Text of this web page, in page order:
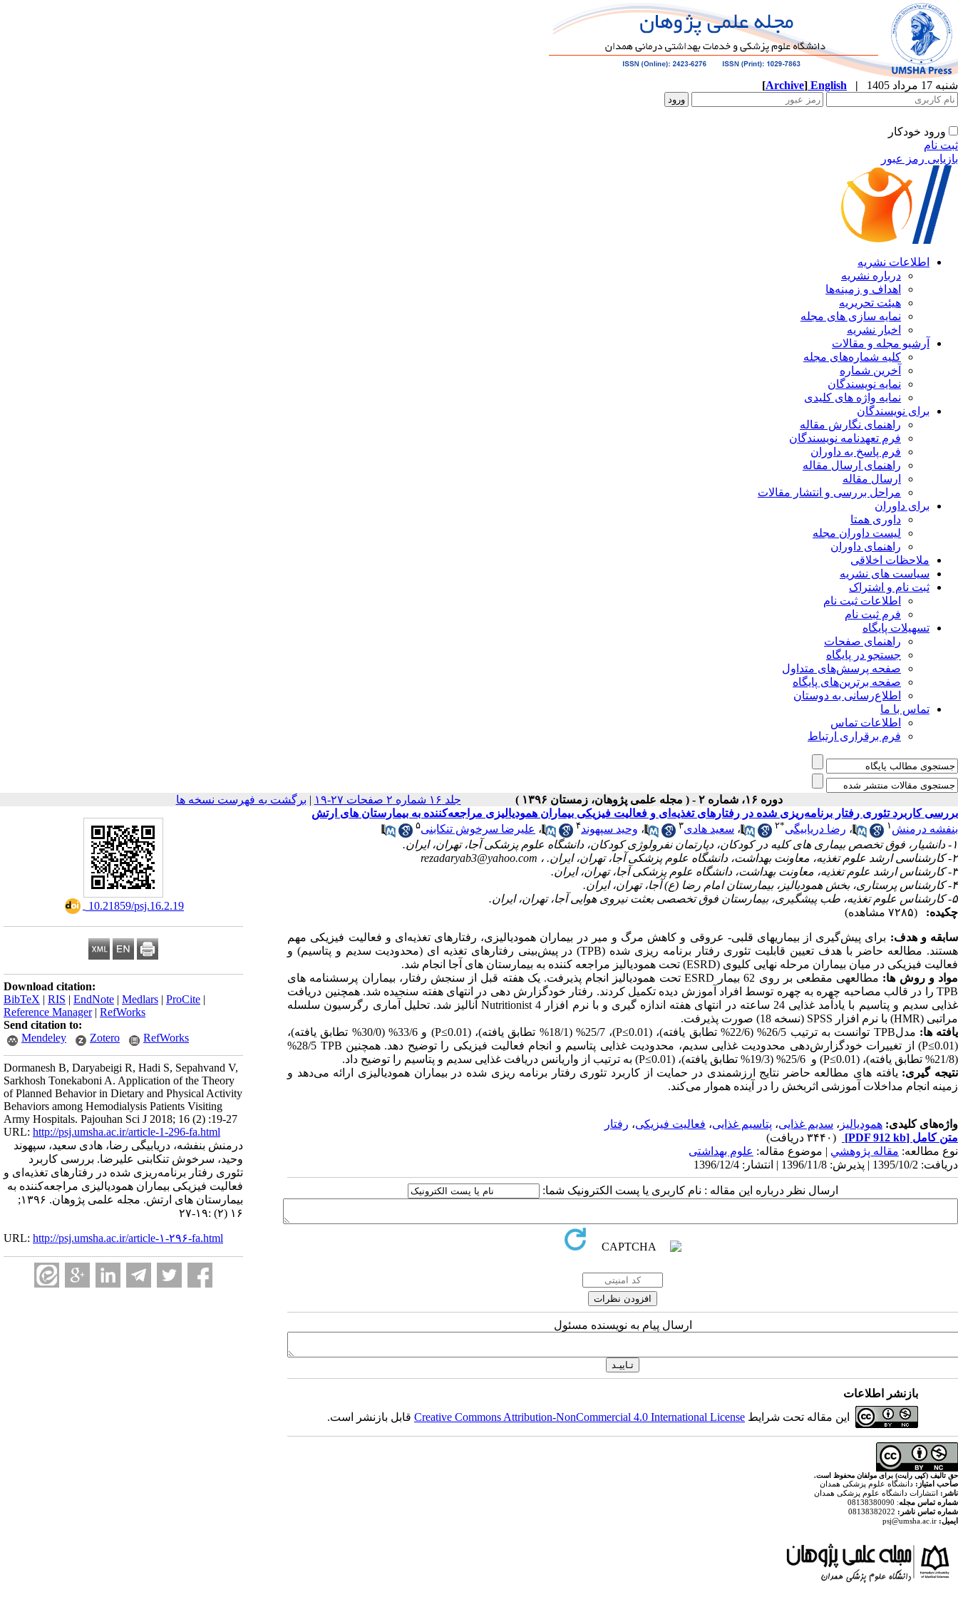
شنبه 17 مرداد 1405 |
English
[Archive]
ورود خودکار
ثبت نام
بازیابی رمز عبور
اطلاعات نشریه
درباره نشریه
اهداف و زمینه‌ها
هیئت تحریریه
نمایه سازی های مجله
اخبار نشریه
آرشیو مجله و مقالات
کلیه شماره‌های مجله
آخرین شماره
نمایه نویسندگان
نمایه واژه های کلیدی
برای نویسندگان
راهنمای نگارش مقاله
فرم تعهدنامه نویسندگان
فرم پاسخ به داوران
راهنمای ارسال مقاله
ارسال مقاله
مراحل بررسی و انتشار مقالات
برای داوران
داوری همتا
لیست داوران مجله
راهنمای داوران
ملاحظات اخلاقی
سیاست های نشریه
ثبت نام و اشتراک
اطلاعات ثبت نام
فرم ثبت نام
تسهیلات پایگاه
راهنمای صفحات
جستجو در پایگاه
صفحه پرسش‌های متداول
صفحه برترین‌های پایگاه
اطلاع‌رسانی به دوستان
تماس با ما
اطلاعات تماس
فرم برقراری ارتباط
دوره ۱۶، شماره ۲ - ( مجله علمی پژوهان، زمستان ۱۳۹۶ ) جلد ۱۶ شماره ۲ صفحات ۲۷-۱۹ | برگشت به فهرست نسخه ها
‎ 10.21859/psj.16.2.19
Download citation:
BibTeX | RIS | EndNote | Medlars | ProCite |
Reference Manager| RefWorks
Send citation to:
Mendeley
Zotero RefWorks
Dormanesh B, Daryabeigi R, Hadi S, Sepahvand V,
Sarkhosh Tonekaboni A. Application of the Theory
of Planned Behavior in Dietary and Physical Activity
Behaviors among Hemodialysis Patients Visiting
Army Hospitals. Pajouhan Sci J 2018; 16 (2) :19-27
URL: http://psj.umsha.ac.ir/article-1-296-fa.html
درمنش بنفشه، دریابیگی رضا، هادی سعید، سپهوند
وحید، سرخوش تنکابنی علیرضا. بررسی کاربرد
تئوری رفتار برنامه‌ریزی شده در رفتارهای تغذیه‌ای و
فعالیت فیزیکی بیماران همودیالیزی مراجعه‌کننده به
بیمارستان های ارتش. مجله علمی پژوهان. ۱۳۹۶;
۱۶ (۲) :۱۹-۲۷
URL: http://psj.umsha.ac.ir/article-۱-۲۹۶-fa.html
بررسی کاربرد تئوری رفتار برنامه‌ریزی شده در رفتارهای تغذیه‌ای و فعالیت فیزیکی بیماران همودیالیزی مراجعه‌کننده به بیمارستان های ارتش
بنفشه درمنش ۱ ، رضا دریابیگی*۲ ، سعید هادی۳ ، وحید سپهوند۴ ، علیرضا سرخوش تنکابنی۵
۱- دانشیار، فوق تخصص بیماری های کلیه در کودکان، دپارتمان نفرولوژی کودکان، دانشگاه علوم پزشکی آجا، تهران، ایران.
۲- کارشناسی ارشد علوم تغذیه، معاونت بهداشت، دانشگاه علوم پزشکی آجا، تهران، ایران. ،
rezadaryab3@yahoo.com
۳- کارشناس ارشد علوم تغذیه، معاونت بهداشت، دانشگاه علوم پزشکی آجا، تهران، ایران.
۴- کارشناس پرستاری، بخش همودیالیز، بیمارستان امام رضا (ع) آجا، تهران، ایران.
۵- کارشناس علوم تغذیه، طب پیشگیری، بیمارستان فوق تخصصی بعثت نیروی هوایی آجا، تهران، ایران.
چکیده:
(۷۲۸۵ مشاهده)
سابقه و هدف: برای پیش‌گیری از بیماری­های قلبی- عروقی و کاهش مرگ و میر در بیماران همودیالیزی، رفتارهای تغذیه‌ای و فعالیت فیزیکی مهم
هستند. مطالعه حاضر با هدف تعیین قابلیت تئوری رفتار برنامه ریزی شده (TPB) در پیش‌بینی رفتارهای تغذیه­ ای (محدودیت سدیم و پتاسیم) و
فعالیت فیزیکی در میان بیماران مرحله نهایی کلیوی (ESRD) تحت همودیالیز مراجعه کننده به بیمارستان­ های آجا انجام شد.
مواد و روش­ ها: مطالعه­ی مقطعی بر روی 62 بیمار ESRD تحت همودیالیز انجام پذیرفت. یک هفته قبل از سنجش رفتار، بیماران پرسشنامه های
TPB را در قالب مصاحبه چهره به چهره توسط افراد آموزش دیده تکمیل کردند. رفتار خودگزارش دهی در انتهای هفته سنجیده شد. همچنین دریافت
غذایی سدیم و پتاسیم با یادآمد غذایی 24 ساعته در انتهای هفته اندازه گیری و با نرم افزار
Nutritionist 4آنالیز شد. تحلیل آماری رگرسیون سلسله
مراتبی (HMR) با نرم افزار SPSS (نسخه 18) صورت پذیرفت.
یافته­ ها: مدلTPB توانست به ترتیب 26/5% (22/6% تطابق یافته)، ( P≤0.01)، 25/7% (18/1% تطابق یافته)، ( P≤0.01
) و 33/6% (30/0% تطابق یافته)،
(
P≤0.01) از تغییرات خودگزارش‌دهی محدودیت غذایی سدیم، محدودیت غذایی پتاسیم و انجام فعالیت فیزیکی را توضیح دهد. همچنین TPB
28/5%
(21/8% تطابق یافته)، (
P≤0.01) و 25/6% (19/3% تطابق یافته)، ( P≤0.01) به ترتیب از واریانس دریافت غذایی سدیم و پتاسیم را توضیح داد.
نتیجه­ گیری: یافته­ های مطالعه حاضر نتایج ارزشمندی در حمایت از کاربرد تئوری رفتار برنامه ریزی شده در بیماران همودیالیزی ارائه می‌دهد و
زمینه انجام مداخلات آموزشی اثربخش را در آینده هموار می‌کند.
واژه‌های کلیدی: همودیالیز ، سدیم غذایی، پتاسیم غذایی، فعالیت فیزیکی، رفتار
متن کامل [PDF 912 kb]
(۳۴۴۰ دریافت)
نوع مطالعه: مقاله پژوهشي | موضوع مقاله: علوم بهداشتی
دریافت: 1395/10/2 | پذیرش: 1396/11/8 | انتشار: 1396/12/4
ارسال نظر درباره این مقاله : نام کاربری یا پست الکترونیک شما:
ارسال پیام به نویسنده مسئول
بازنشر اطلاعات
این مقاله تحت شرایط Creative Commons Attribution-NonCommercial 4.0 International Licenseقابل بازنشر است.
حق تالیف (کپی رایت) برای مولفان محفوظ است.
صاحب امتیاز: دانشگاه علوم پزشکی همدان
ناشر: انتشارات دانشگاه علوم پزشکی همدان
شماره تماس مجله: 08138380090
شماره تماس ناشر:
ایمیل: